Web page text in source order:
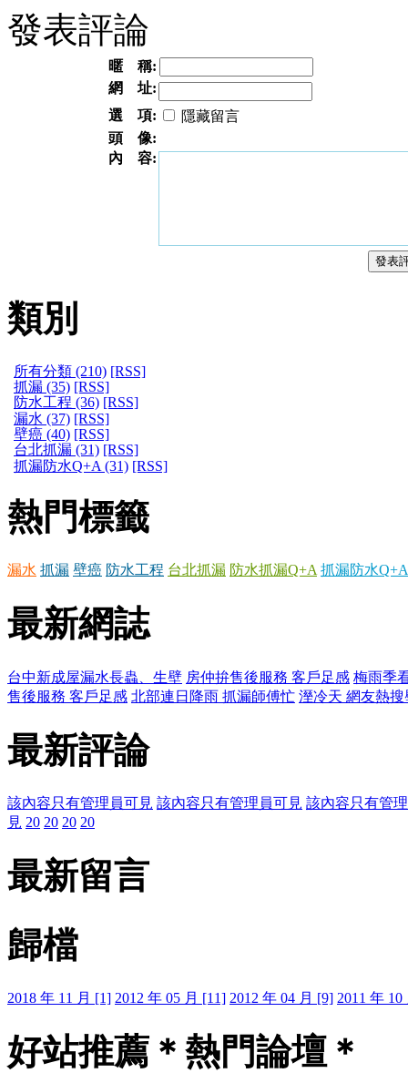
發表評論
暱 稱:
網 址:
選 項:
隱藏留言
頭 像:
內 容:
類別
所有分類 (210) [RSS]
抓漏 (35) [RSS]
防水工程 (36) [RSS]
漏水 (37) [RSS]
壁癌 (40) [RSS]
台北抓漏 (31) [RSS]
抓漏防水Q+A (31) [RSS]
熱門標籤
漏水 抓漏 壁癌 防水工程 台北抓漏 防水抓漏Q+A 抓漏防水Q+A
最新網誌
台中新成屋漏水長蟲、生壁 房仲拚售後服務 客戶足感 梅雨季
售後服務 客戶足感 北部連日降雨 抓漏師傅忙 溼冷天 網友熱
最新評論
該內容只有管理員可見 該內容只有管理員可見 該內容只有管
見 20 20 20 20
最新留言
歸檔
2018 年 11 月 [1] 2012 年 05 月 [11] 2012 年 04 月 [9] 2011 年 10
好站推薦＊熱門論壇＊